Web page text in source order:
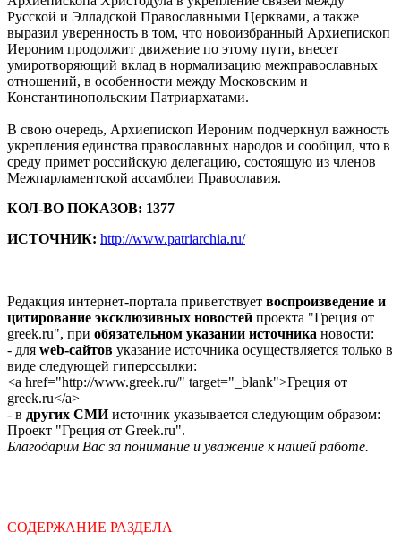
Русской и Элладской Православными Церквами, а также
выразил уверенность в том, что новоизбранный Архиепископ
Иероним продолжит движение по этому пути, внесет
умиротворяющий вклад в нормализацию межправославных
отношений, в особенности между Московским и
Константинопольским Патриархатами.
В свою очередь, Архиепископ Иероним подчеркнул важность
укрепления единства православных народов и сообщил, что в
среду примет российскую делегацию, состоящую из членов
Межпарламентской ассамблеи Православия.
КОЛ-ВО ПОКАЗОВ: 1377
ИСТОЧНИК: http://www.patriarchia.ru/
Редакция интернет-портала приветствует воспроизведение и
цитирование эксклюзивных новостей проекта "Греция от
greek.ru", при обязательном указании источника новости:
- для web-сайтов указание источника осуществляется только в
виде следующей гиперссылки:
<a href="http://www.greek.ru/" target="_blank">Греция от
greek.ru</a>
- в других СМИисточник указывается следующим образом:
Проект "Греция от Greek.ru".
Благодарим Вас за понимание и уважение к нашей работе.
СОДЕРЖАНИЕ РАЗДЕЛА